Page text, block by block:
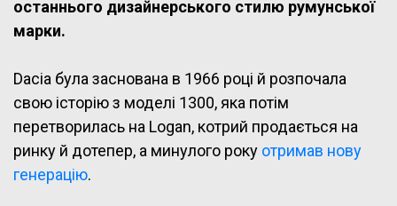
останнього дизайнерського стилю румунської
марки.
Dacia була заснована в 1966 році й розпочала
свою історію з моделі 1300, яка потім
перетворилась на Logan, котрий продається на
ринку й дотепер, а минулого року отримав нову
генерацію.